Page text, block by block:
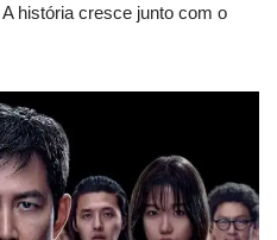
história cresce junto com o